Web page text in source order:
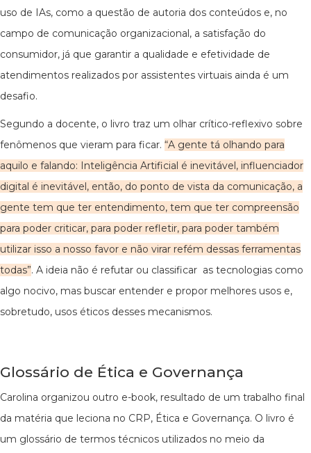
uso de IAs, como a questão de autoria dos conteúdos e, no
campo de comunicação organizacional, a satisfação do
consumidor, já que garantir a qualidade e efetividade de
atendimentos realizados por assistentes virtuais ainda é um
desafio.
Segundo a docente, o livro traz um olhar crítico-reflexivo sobre
fenômenos que vieram para ficar. “A gente tá olhando para
aquilo e falando: Inteligência Artificial é inevitável, influenciador
digital é inevitável, então, do ponto de vista da comunicação, a
gente tem que ter entendimento, tem que ter compreensão
para poder criticar, para poder refletir, para poder também
utilizar isso a nosso favor e não virar refém dessas ferramentas
todas”. A ideia não é refutar ou classificar as tecnologias como
algo nocivo, mas buscar entender e propor melhores usos e,
sobretudo, usos éticos desses mecanismos.
Glossário de Ética e Governança
Carolina organizou outro e-book, resultado de um trabalho final
da matéria que leciona no CRP, Ética e Governança. O livro é
um glossário de termos técnicos utilizados no meio da